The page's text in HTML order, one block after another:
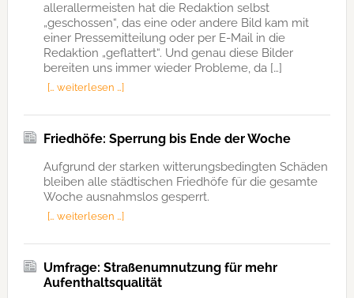
allerallermeisten hat die Redaktion selbst
„geschossen“, das eine oder andere Bild kam mit
einer Pressemitteilung oder per E-Mail in die
Redaktion „geflattert“. Und genau diese Bilder
bereiten uns immer wieder Probleme, da […]
[… weiterlesen …]
Friedhöfe: Sperrung bis Ende der Woche
Aufgrund der starken witterungsbedingten Schäden
bleiben alle städtischen Friedhöfe für die gesamte
Woche ausnahmslos gesperrt.
[… weiterlesen …]
Umfrage: Straßenumnutzung für mehr
Aufenthaltsqualität